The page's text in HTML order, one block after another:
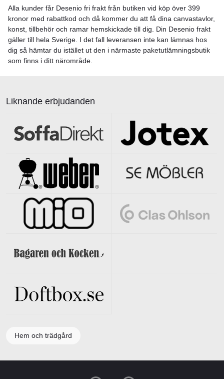
Alla kunder får Desenio fri frakt från butiken vid köp över 399
kronor med rabattkod och då kommer du att få dina canvastavlor,
konst, tillbehör och ramar hemskickade till dig. Din Desenio frakt
gäller till hela Sverige. I det fall leveransen inte kan lämnas hos
dig så hämtar du istället ut den i närmaste paketutlämningsbutik
som finns i ditt närområde.
Liknande erbjudanden
Hem och trädgård